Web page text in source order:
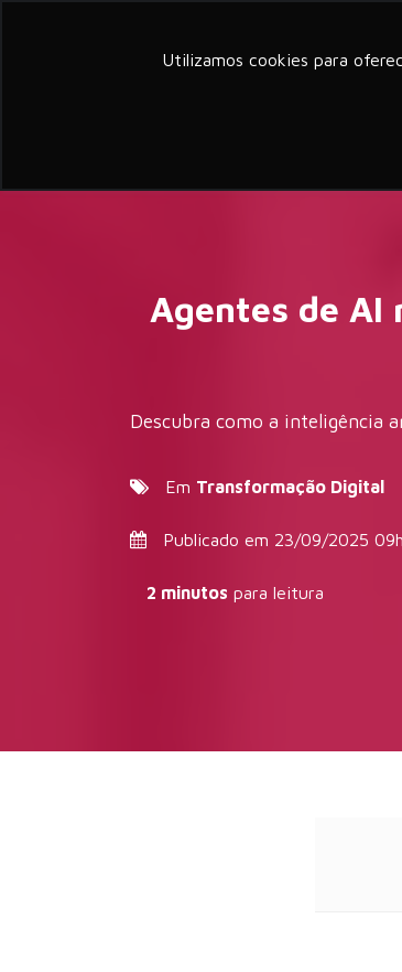
Utilizamos cookies para
Agentes de
Descubra como a inteligência
Em Transformação Digital
Publicado em 23/09/2025
2 minutos para leitura